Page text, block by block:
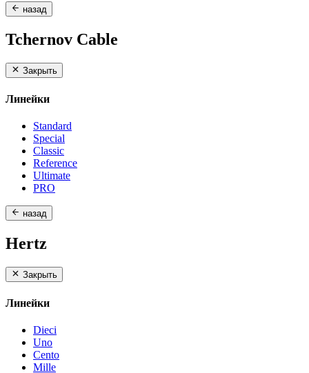
назад
Tchernov Cable
Закрыть
Линейки
Standard
Special
Classic
Reference
Ultimate
PRO
назад
Hertz
Закрыть
Линейки
Dieci
Uno
Cento
Mille